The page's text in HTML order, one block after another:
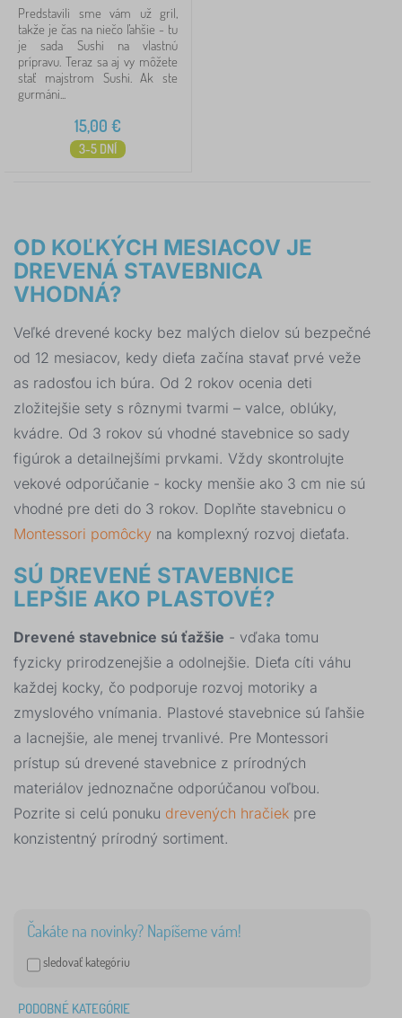
Predstavili sme vám už gril,
takže je čas na niečo ľahšie - tu
je sada Sushi na vlastnú
prípravu. Teraz sa aj vy môžete
stať majstrom Sushi. Ak ste
gurmáni...
15,00 €
3-5 DNÍ
OD KOĽKÝCH MESIACOV JE
DREVENÁ STAVEBNICA
VHODNÁ?
Veľké drevené kocky bez malých dielov sú bezpečné
od 12 mesiacov, kedy dieťa začína stavať prvé veže
as radosťou ich búra. Od 2 rokov ocenia deti
zložitejšie sety s rôznymi tvarmi – valce, oblúky,
kvádre. Od 3 rokov sú vhodné stavebnice so sady
figúrok a detailnejšími prvkami. Vždy skontrolujte
vekové odporúčanie - kocky menšie ako 3 cm nie sú
vhodné pre deti do 3 rokov. Doplňte stavebnicu o
Montessori pomôcky na komplexný rozvoj dieťaťa.
SÚ DREVENÉ STAVEBNICE
LEPŠIE AKO PLASTOVÉ?
Drevené stavebnice sú ťažšie - vďaka tomu
fyzicky prirodzenejšie a odolnejšie. Dieťa cíti váhu
každej kocky, čo podporuje rozvoj motoriky a
zmyslového vnímania. Plastové stavebnice sú ľahšie
a lacnejšie, ale menej trvanlivé. Pre Montessori
prístup sú drevené stavebnice z prírodných
materiálov jednoznačne odporúčanou voľbou.
Pozrite si celú ponuku drevených hračiek pre
konzistentný prírodný sortiment.
Čakáte na novinky? Napíšeme vám!
sledovať kategóriu
PODOBNÉ KATEGÓRIE